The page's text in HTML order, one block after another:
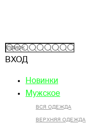
ВХОД
Новинки
Мужское
ВСЯ ОДЕЖДА
ВЕРХНЯЯ ОДЕЖДА